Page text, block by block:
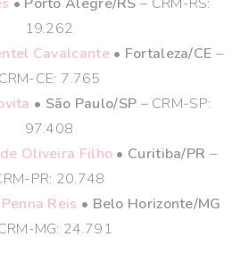
19.262
Cavalcante• Fortaleza/CE –
CRM-CE: 7.765
• São Paulo/SP – CRM-SP:
97.408
Oliveira Filho • Curitiba/PR –
PR: 20.748
Reis • Belo Horizonte/MG
MG: 24.791